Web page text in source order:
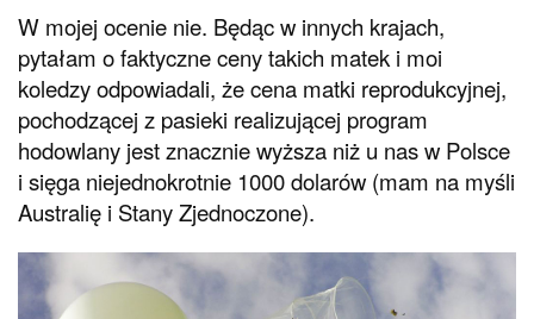
W mojej ocenie nie. Będąc w innych krajach,
pytałam o faktyczne ceny takich matek i moi
koledzy odpowiadali, że cena matki reprodukcyjnej,
pochodzącej z pasieki realizującej program
hodowlany jest znacznie wyższa niż u nas w Polsce
i sięga niejednokrotnie 1000 dolarów (mam na myśli
Australię i Stany Zjednoczone).